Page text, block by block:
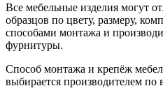
Все мебельные изделия могут
образцов по цвету, размеру,
способами монтажа и
фурнитуры.
Способ монтажа и крепёж
выбирается производителем